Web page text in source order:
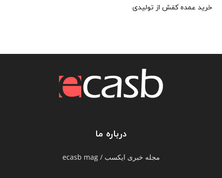
خرید عمده کفش از تولیدی
درباره ما
مجله خبری ایکسب / ecasb mag